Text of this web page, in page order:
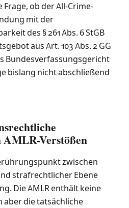
ob der All-Crime-
mit der
des § 261 Abs. 6 StGB
aus Art. 103 Abs. 2 GG
Bundesverfassungsgericht
bislang nicht abschließend
Verstößen
zwischen
strafrechtlicher Ebene
Die AMLR enthält keine
aber die tatsächliche